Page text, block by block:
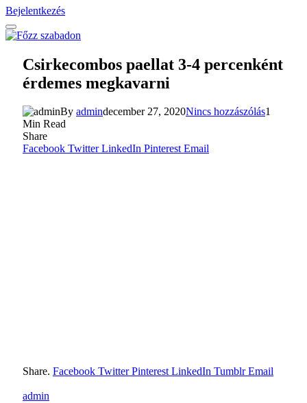
Bejelentkezés
Csirkecombos paellat 3-4 percenként
érdemes megkavarni
By admindecember 27, 2020Nincs hozzászólás1
Min Read
Share
Facebook Twitter LinkedIn Pinterest Email
Share. Facebook Twitter Pinterest LinkedIn Tumblr Email
admin